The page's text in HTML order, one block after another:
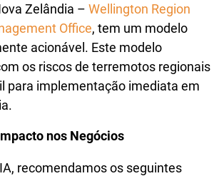
Zelândia – Wellington Region
Office, tem um modelo
acionável. Este modelo
os riscos de terremotos regionais
para implementação imediata em
nos Negócios
recomendamos os seguintes